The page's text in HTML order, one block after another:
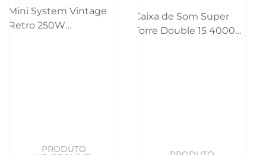
Mini System Vintage
Retro 250W
Caixa de Som Super
Torre Double 15 4000W